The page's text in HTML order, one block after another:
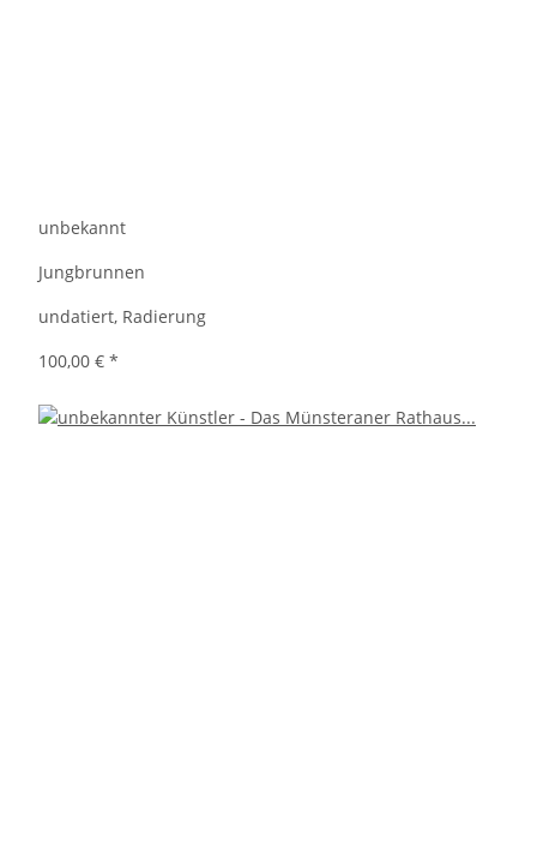
unbekannt
Jungbrunnen
undatiert, Radierung
100,00 € *